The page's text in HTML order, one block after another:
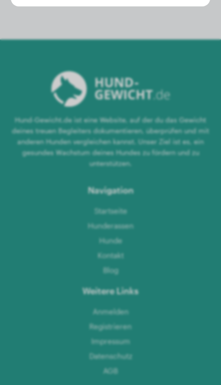
Hund-Gewicht.de ist eine Website, auf der du das Gewicht
deines treuen Begleiters dokumentieren, überprüfen und mit
anderen Hunden vergleichen kannst. Unser Ziel ist es, ein
gesundes Wachstum deines Hundes zu fördern und zu
unterstützen.
Navigation
Startseite
Hunderassen
Hunde
Kontakt
Blog
Weitere Links
Anmelden
Registrieren
Impressum
Datenschutz
AGB